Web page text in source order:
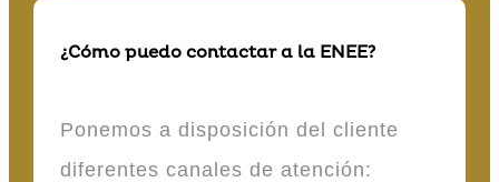
¿Cómo puedo contactar a la ENEE?
Ponemos a disposición del cliente
diferentes canales de atención: